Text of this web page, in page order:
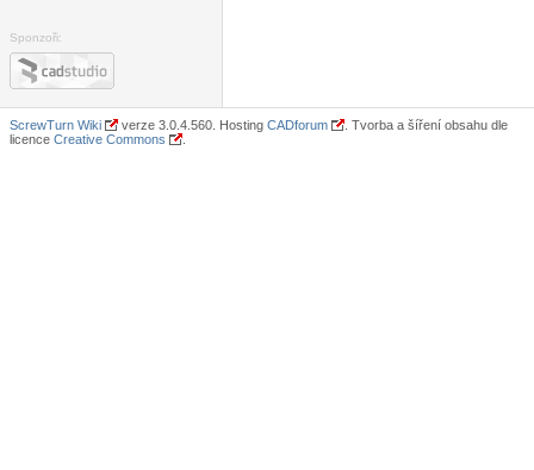
Sponzoři:
ScrewTurn Wiki verze 3.0.4.560. Hosting CADforum
. Tvorba a šíření obsahu dle
licence Creative Commons